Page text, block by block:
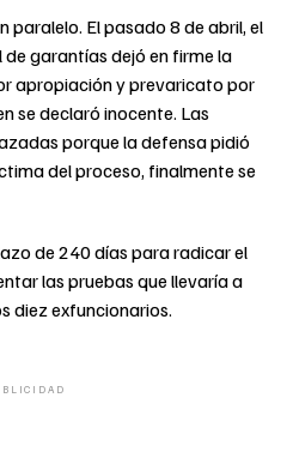
paralelo. El pasado 8 de abril, el
garantías dejó en firme la
apropiación y prevaricato por
se declaró inocente. Las
porque la defensa pidió
del proceso, finalmente se
de 240 días para radicar el
las pruebas que llevaría a
diez exfuncionarios.